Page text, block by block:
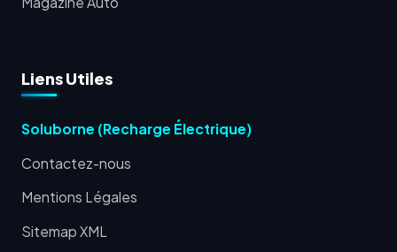
Liens Utiles
Soluborne (Recharge Électrique)
Contactez-nous
Mentions Légales
Sitemap XML